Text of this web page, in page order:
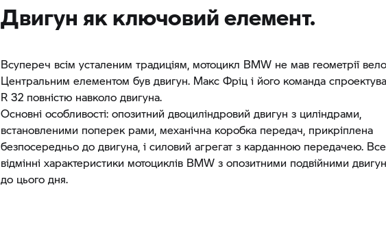
Двигун як ключовий елемент.
Всупереч всім усталеним традиціям, мотоцикл BMW не мав геометрії
Центральним елементом був двигун. Макс Фріц і його команда
R 32 повністю навколо двигуна.
Основні особливості: опозитний двоциліндровий двигун з циліндрами,
встановленими поперек рами, механічна коробка передач, прикріплена
безпосередньо до двигуна, і силовий агрегат з карданною передачею.
відмінні характеристики мотоциклів BMW з опозитними подвійними
до цього дня.